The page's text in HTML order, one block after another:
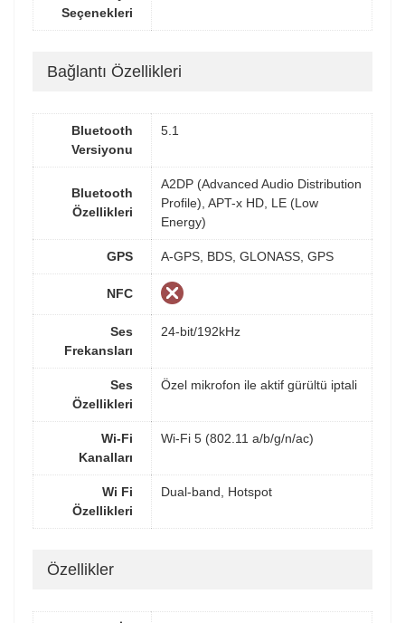
Seçenekleri
Bağlantı Özellikleri
Bluetooth
Versiyonu
5.1
Bluetooth
Özellikleri
A2DP (Advanced Audio Distribution
Profile), APT-x HD, LE (Low
Energy)
GPS A-GPS, BDS, GLONASS, GPS
NFC
Ses
Frekansları
24-bit/192kHz
Ses
Özellikleri
Özel mikrofon ile aktif gürültü iptali
Wi-Fi
Kanalları
Wi-Fi 5 (802.11 a/b/g/n/ac)
Wi Fi
Özellikleri
Dual-band, Hotspot
Özellikler